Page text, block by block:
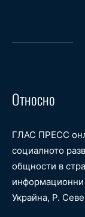
Относно
ГЛАС ПРЕСС
социалното
общности в
Украйна, Р.